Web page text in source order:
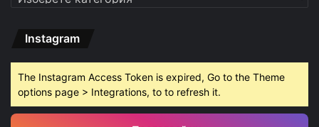
Instagram
The Instagram Access Token is expired, Go to the Theme
options page > Integrations, to to refresh it.